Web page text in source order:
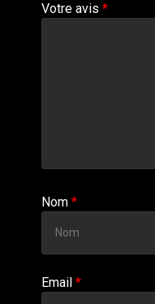
Votre avis *
Nom *
Email *